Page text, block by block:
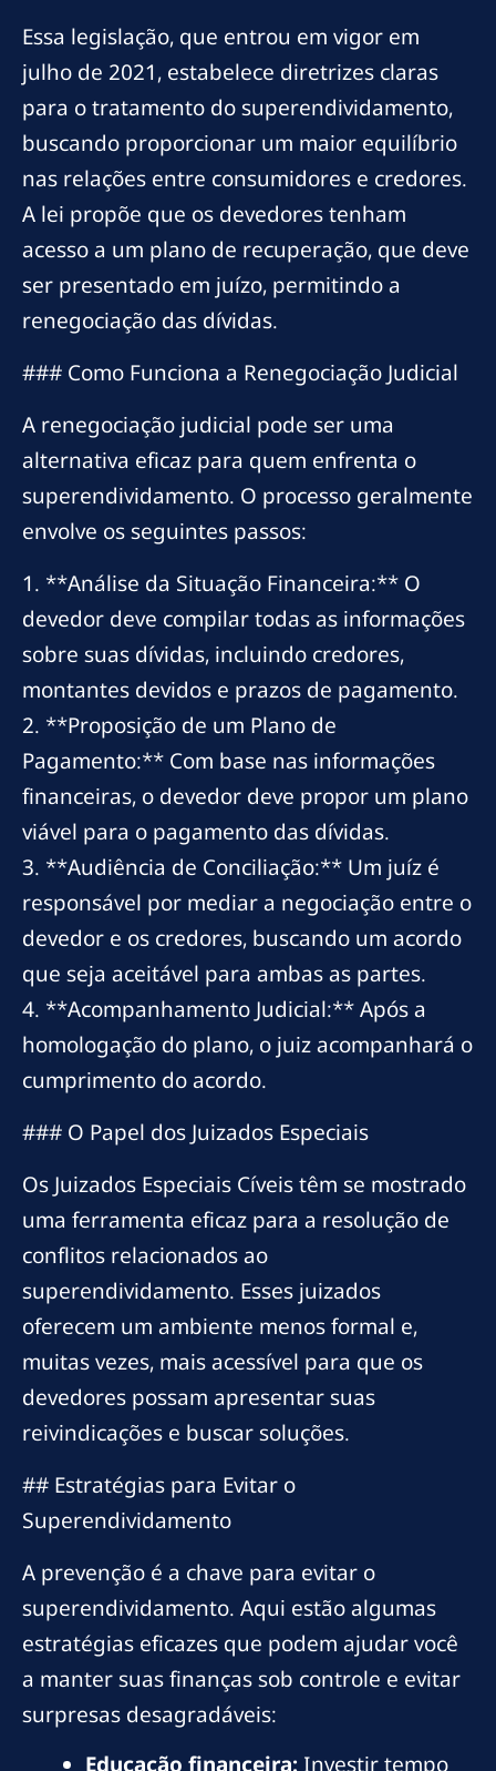
Essa legislação, que entrou em vigor em
julho de 2021, estabelece diretrizes claras
para o tratamento do superendividamento,
buscando proporcionar um maior equilíbrio
nas relações entre consumidores e credores.
A lei propõe que os devedores tenham
acesso a um plano de recuperação, que deve
ser presentado em juízo, permitindo a
renegociação das dívidas.
### Como Funciona a Renegociação Judicial
A renegociação judicial pode ser uma
alternativa eficaz para quem enfrenta o
superendividamento. O processo geralmente
envolve os seguintes passos:
1. **Análise da Situação Financeira:** O
devedor deve compilar todas as informações
sobre suas dívidas, incluindo credores,
montantes devidos e prazos de pagamento.
2. **Proposição de um Plano de
Pagamento:** Com base nas informações
financeiras, o devedor deve propor um plano
viável para o pagamento das dívidas.
3. **Audiência de Conciliação:** Um juíz é
responsável por mediar a negociação entre o
devedor e os credores, buscando um acordo
que seja aceitável para ambas as partes.
4. **Acompanhamento Judicial:** Após a
homologação do plano, o juiz acompanhará o
cumprimento do acordo.
### O Papel dos Juizados Especiais
Os Juizados Especiais Cíveis têm se mostrado
uma ferramenta eficaz para a resolução de
conflitos relacionados ao
superendividamento. Esses juizados
oferecem um ambiente menos formal e,
muitas vezes, mais acessível para que os
devedores possam apresentar suas
reivindicações e buscar soluções.
## Estratégias para Evitar o
Superendividamento
A prevenção é a chave para evitar o
superendividamento. Aqui estão algumas
estratégias eficazes que podem ajudar você
a manter suas finanças sob controle e evitar
surpresas desagradáveis:
Educação financeira: Investir tempo